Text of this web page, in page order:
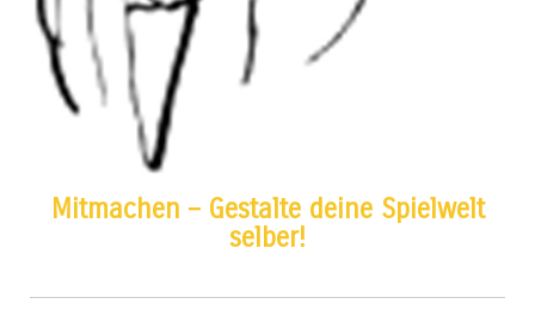
Mitmachen – Gestalte deine Spielwelt
selber!